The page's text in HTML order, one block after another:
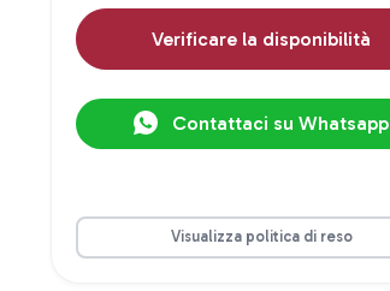
Verificare la disponibilità
Contattaci su Whatsapp
Visualizza politica di reso